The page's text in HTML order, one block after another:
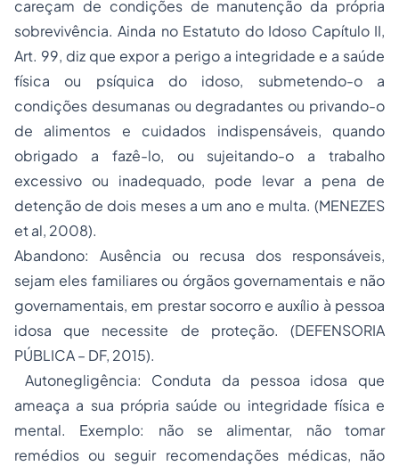
careçam de condições de manutenção da própria
sobrevivência. Ainda no Estatuto do Idoso Capítulo II,
Art. 99, diz que expor a perigo a integridade e a saúde
física ou psíquica do idoso, submetendo-o a
condições desumanas ou degradantes ou privando-o
de alimentos e cuidados indispensáveis, quando
obrigado a fazê-lo, ou sujeitando-o a trabalho
excessivo ou inadequado, pode levar a pena de
detenção de dois meses a um ano e multa. (MENEZES
et al, 2008).
Abandono: Ausência ou recusa dos responsáveis,
sejam eles familiares ou órgãos governamentais e não
governamentais, em prestar socorro e auxílio à pessoa
idosa que necessite de proteção. (DEFENSORIA
PÚBLICA – DF, 2015).
Autonegligência: Conduta da pessoa idosa que
ameaça a sua própria saúde ou integridade física e
mental. Exemplo: não se alimentar, não tomar
remédios ou seguir recomendações médicas, não